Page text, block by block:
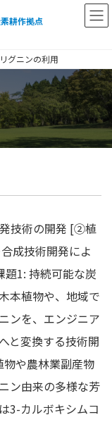
耕作拠点
リグニンの利用
技術の開発 [②植
成技術開発によ
題1: 持続可能な炭
本植物や、地域で
ンを、エンジニア
と変換する技術開
や農林業副産物
ン由来の多様な芳
3-カルボキシムコ